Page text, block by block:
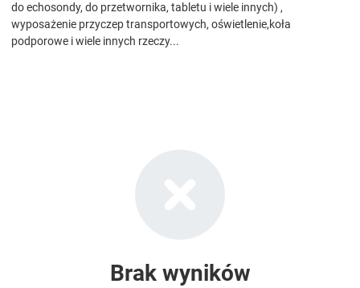
do echosondy, do przetwornika, tabletu i wiele innych) ,
wyposażenie przyczep transportowych, oświetlenie,koła
podporowe i wiele innych rzeczy...
Brak wyników